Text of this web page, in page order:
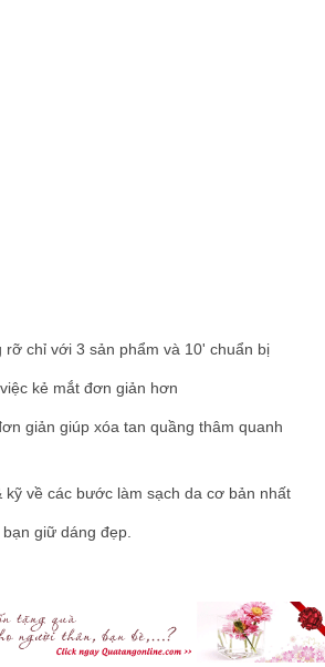
rỡ chỉ với 3 sản phẩm và 10' chuẩn bị
kẻ mắt đơn giản hơn
giản giúp xóa tan quầng thâm quanh
kỹ về các bước làm sạch da cơ bản nhất
giữ dáng đẹp.